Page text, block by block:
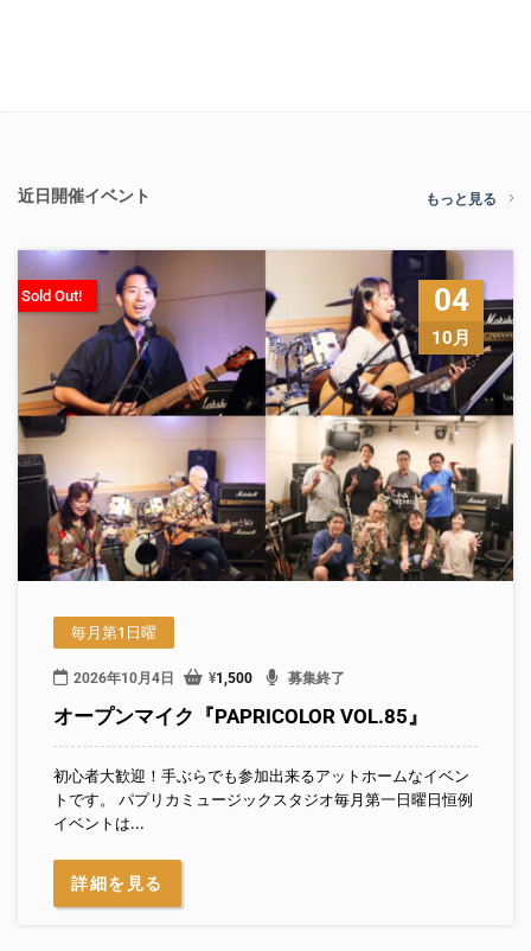
近日開催イベント もっと見る
04
10月
Sold Out!
毎月第1日曜
2026年10月4日 ¥1,500 募集終了
オープンマイク『PAPRICOLOR VOL.85』
初心者大歓迎！手ぶらでも参加出来るアットホームなイベン
トです。 パプリカミュージックスタジオ毎月第一日曜日恒例
イベントは...
詳細を見る